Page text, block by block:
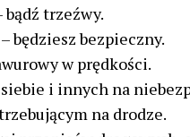
bądź trzeźwy.
będziesz bezpieczny.
w prędkości.
i innych na
na drodze.